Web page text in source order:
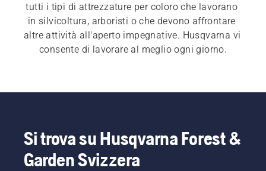
tutti i tipi di attrezzature per coloro che lavorano
in silvicoltura, arboristi o che devono affrontare
altre attività all'aperto impegnative. Husqvarna vi
consente di lavorare al meglio ogni giorno.
Si trova su Husqvarna Forest &
Garden Svizzera